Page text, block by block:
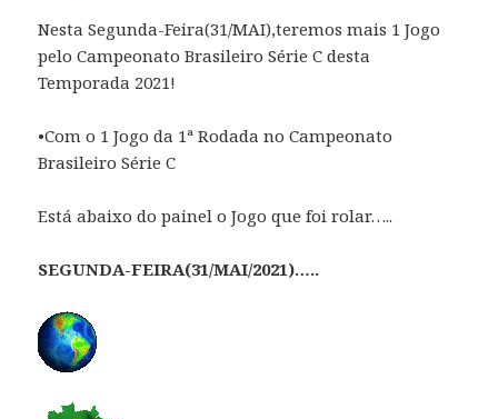
Nesta Segunda-Feira(31/MAI),teremos mais 1 Jogo
pelo Campeonato Brasileiro Série C desta
Temporada 2021!
•Com o 1 Jogo da 1ª Rodada no Campeonato
Brasileiro Série C
Está abaixo do painel o Jogo que foi rolar…..
SEGUNDA-FEIRA(31/MAI/2021)…..